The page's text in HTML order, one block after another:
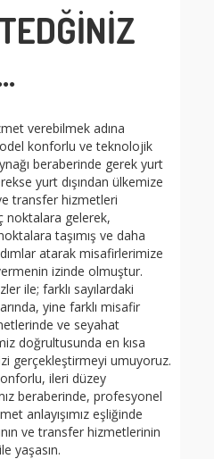
verebilmek adına
konforlu ve teknolojik
beraberinde gerek yurt
yurt dışından ülkemize
transfer hizmetleri
noktalara gelerek,
taşımış ve daha
atarak misafirlerimize
izinde olmuştur.
ile; farklı sayılardaki
yine farklı misafir
ve seyahat
doğrultusunda en kısa
gerçekleştirmeyi umuyoruz.
ileri düzey
beraberinde, profesyonel
anlayışımız eşliğinde
ve transfer hizmetlerinin
yaşasın.